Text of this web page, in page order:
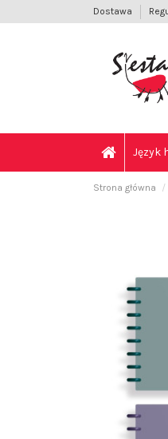
Dostawa
Język
Strona główna